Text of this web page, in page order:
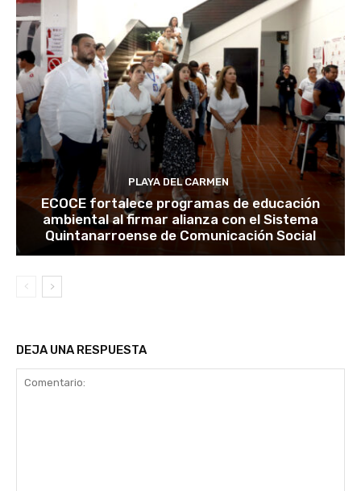
PLAYA DEL CARMEN
ECOCE fortalece programas de educación
ambiental al firmar alianza con el Sistema
Quintanarroense de Comunicación Social
DEJA UNA RESPUESTA